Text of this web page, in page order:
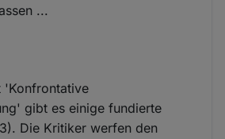
...
'Konfrontative
gibt es einige fundierte
Die Kritiker werfen den